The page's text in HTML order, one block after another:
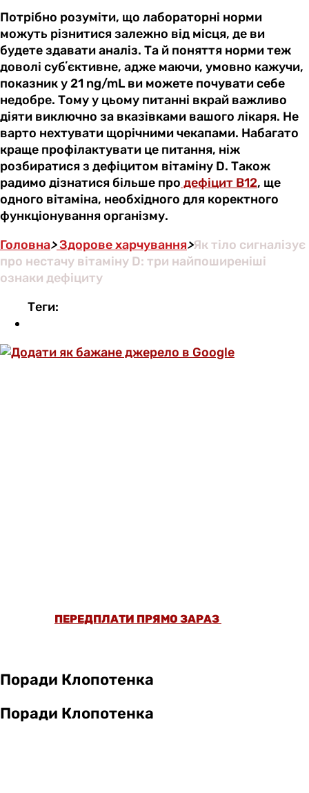
Потрібно розуміти, що лабораторні норми
можуть різнитися залежно від місця, де ви
будете здавати аналіз. Та й поняття норми теж
доволі субʼєктивне, адже маючи, умовно кажучи,
показник у 21 ng/mL ви можете почувати себе
недобре. Тому у цьому питанні вкрай важливо
діяти виключно за вказівками вашого лікаря. Не
варто нехтувати щорічними чекапами. Набагато
краще профілактувати це питання, ніж
розбиратися з дефіцитом вітаміну D. Також
радимо дізнатися більше про дефіцит B12, ще
одного вітаміна, необхідного для коректного
функціонування організму.
Головна>Здорове харчування>Як тіло сигналізує
про нестачу вітаміну D: три найпоширеніші
ознаки дефіциту
Теги:
ПЕРЕДПЛАТИ ПРЯМО ЗАРАЗ
Поради Клопотенка
Поради Клопотенка